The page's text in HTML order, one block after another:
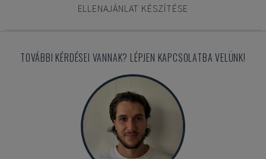
ELLENAJÁNLAT KÉSZÍTÉSE
TOVÁBBI KÉRDÉSEI VANNAK? LÉPJEN KAPCSOLATBA VELÜNK!